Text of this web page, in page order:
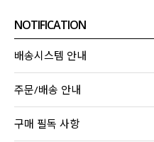
NOTIFICATION
배송시스템 안내
주문/배송 안내
구매 필독 사항